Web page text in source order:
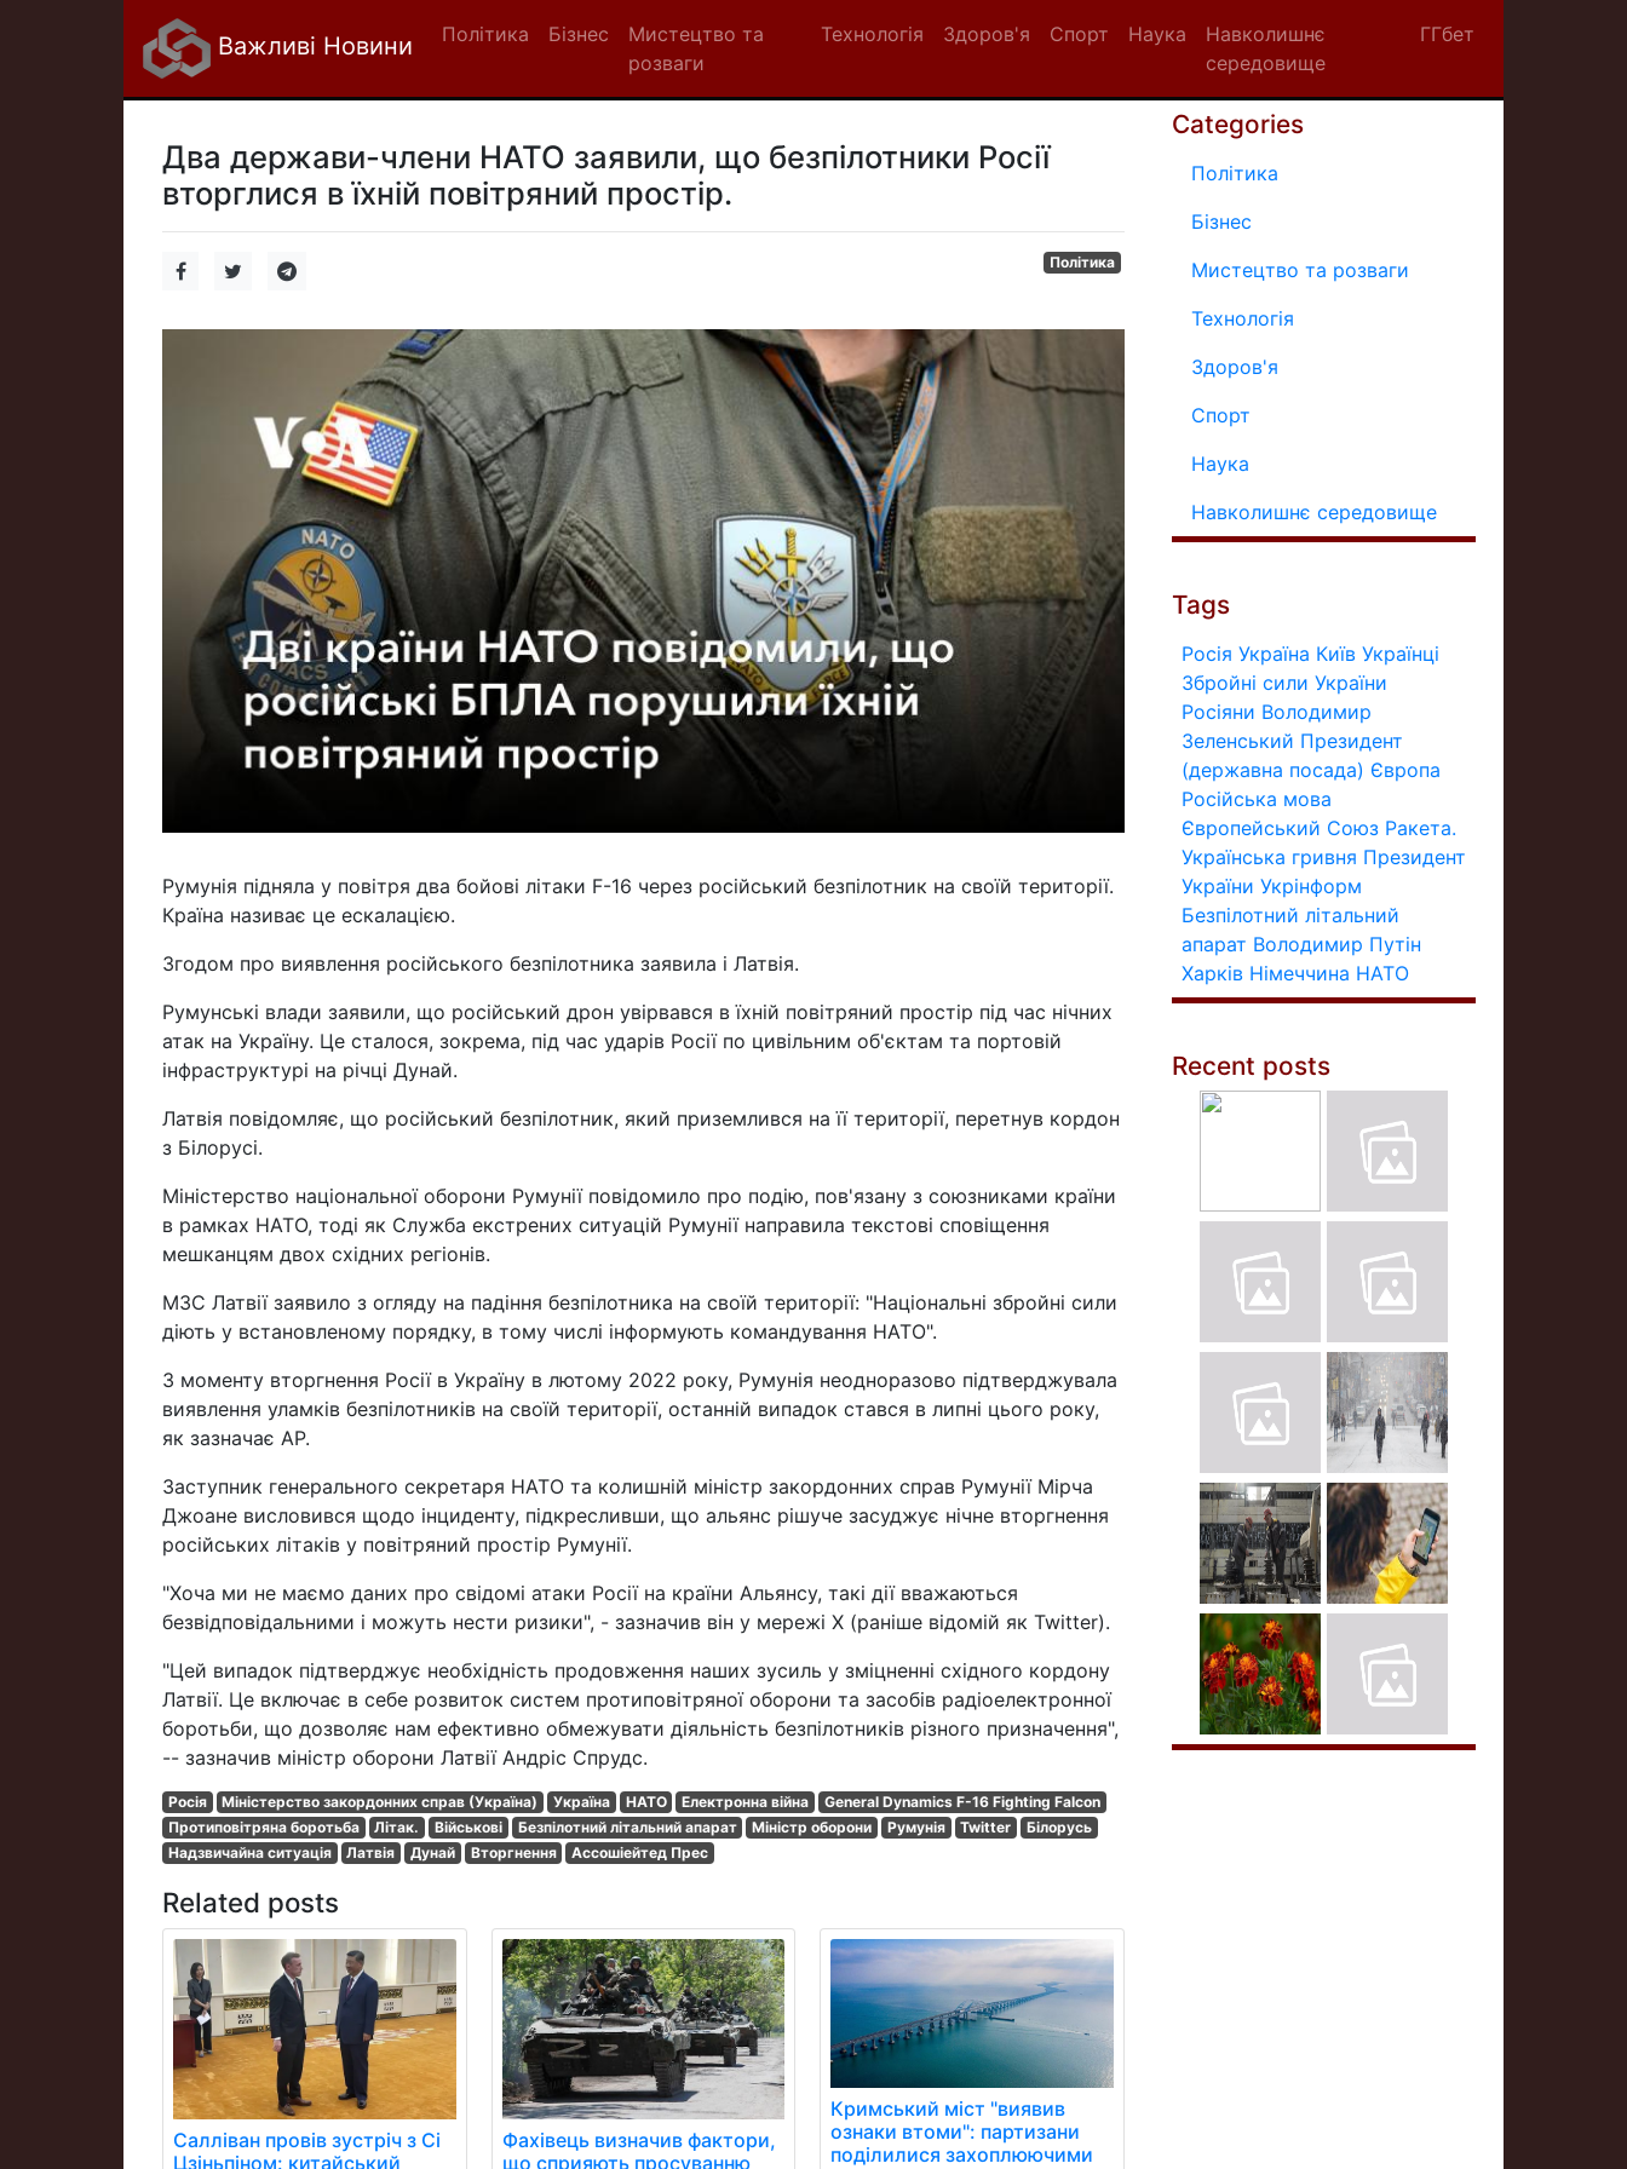
Важливі Новини Політика Бізнес
Мистецтво та
розваги
Технологія Здоров'я Спорт Наука
Навколишнє
середовище
ГГбет
Два держави-члени НАТО заявили, що безпілотники Росії
вторглися в їхній повітряний простір.
Політика
Румунія підняла у повітря два бойові літаки F-16 через російський безпілотник на своїй території.
Країна називає це ескалацією.
Згодом про виявлення російського безпілотника заявила і Латвія.
Румунські влади заявили, що російський дрон увірвався в їхній повітряний простір під час нічних
атак на Україну. Це сталося, зокрема, під час ударів Росії по цивільним об'єктам та портовій
інфраструктурі на річці Дунай.
Латвія повідомляє, що російський безпілотник, який приземлився на її території, перетнув кордон
з Білорусі.
Міністерство національної оборони Румунії повідомило про подію, пов'язану з союзниками країни
в рамках НАТО, тоді як Служба екстрених ситуацій Румунії направила текстові сповіщення
мешканцям двох східних регіонів.
МЗС Латвії заявило з огляду на падіння безпілотника на своїй території: "Національні збройні сили
діють у встановленому порядку, в тому числі інформують командування НАТО".
З моменту вторгнення Росії в Україну в лютому 2022 року, Румунія неодноразово підтверджувала
виявлення уламків безпілотників на своїй території, останній випадок стався в липні цього року,
як зазначає AP.
Заступник генерального секретаря НАТО та колишній міністр закордонних справ Румунії Мірча
Джоане висловився щодо інциденту, підкресливши, що альянс рішуче засуджує нічне вторгнення
російських літаків у повітряний простір Румунії.
"Хоча ми не маємо даних про свідомі атаки Росії на країни Альянсу, такі дії вважаються
безвідповідальними і можуть нести ризики", - зазначив він у мережі Х (раніше відомій як Twitter).
"Цей випадок підтверджує необхідність продовження наших зусиль у зміцненні східного кордону
Латвії. Це включає в себе розвиток систем протиповітряної оборони та засобів радіоелектронної
боротьби, що дозволяє нам ефективно обмежувати діяльність безпілотників різного призначення",
-- зазначив міністр оборони Латвії Андріс Спрудс.
Росія Міністерство закордонних справ (Україна) Україна НАТО Електронна війна
General Dynamics F-16 Fighting Falcon
Протиповітряна боротьба
Літак. Військові Безпілотний літальний апарат Міністр оборони Румунія Twitter
Білорусь
Надзвичайна ситуація
Латвія Дунай Вторгнення Ассошіейтед Прес
Related posts
Салліван провів зустріч з Сі
Цзіньпіном: китайський
Фахівець визначив фактори,
що сприяють просуванню
Кримський міст "виявив
ознаки втоми": партизани
поділилися захоплюючими
Categories
Політика
Бізнес
Мистецтво та розваги
Технологія
Здоров'я
Спорт
Наука
Навколишнє середовище
Tags
Росія Україна Київ Українці
Збройні сили України
Росіяни Володимир
Зеленський Президент
(державна посада) Європа
Російська мова
Європейський Союз Ракета.
Українська гривня Президент
України Укрінформ
Безпілотний літальний
апарат Володимир Путін
Харків Німеччина НАТО
Recent posts